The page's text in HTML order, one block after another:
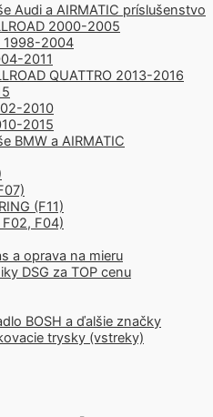
Audi a AIRMATIC príslušenstvo
2000-2005
1998-2004
2011
QUATTRO 2013-2016
2010
2015
BMW a AIRMATIC
(F11)
F02, F04)
a oprava na mieru
DSG za TOP cenu
BOSH a ďalšie značky
trysky (vstreky)